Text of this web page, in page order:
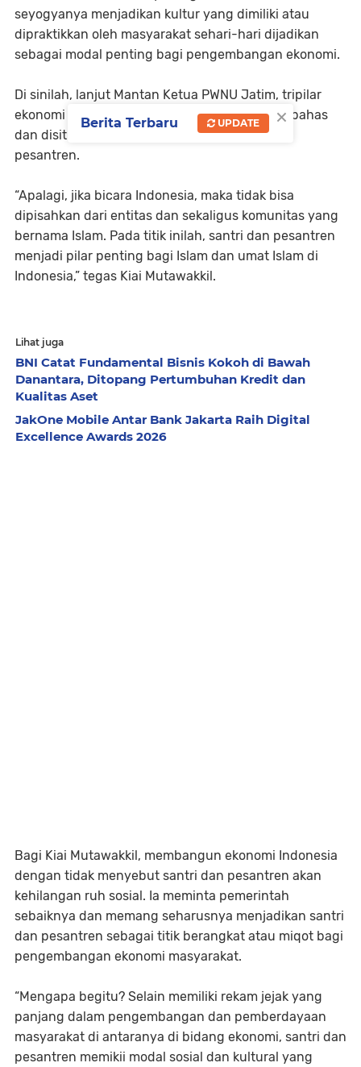
seyogyanya menjadikan kultur yang dimiliki atau
dipraktikkan oleh masyarakat sehari-hari dijadikan
sebagai modal penting bagi pengembangan ekonomi.
Di sinilah, lanjut Mantan Ketua PWNU Jatim, tripilar
ekonomi keumatan menjadi sangat penting dibahas
dan disitulah terdapat masyarakat, santri dan
pesantren.
“Apalagi, jika bicara Indonesia, maka tidak bisa
dipisahkan dari entitas dan sekaligus komunitas yang
bernama Islam. Pada titik inilah, santri dan pesantren
menjadi pilar penting bagi Islam dan umat Islam di
Indonesia,” tegas Kiai Mutawakkil.
Lihat juga
BNI Catat Fundamental Bisnis Kokoh di Bawah
Danantara, Ditopang Pertumbuhan Kredit dan
Kualitas Aset
JakOne Mobile Antar Bank Jakarta Raih Digital
Excellence Awards 2026
Bagi Kiai Mutawakkil, membangun ekonomi Indonesia
dengan tidak menyebut santri dan pesantren akan
kehilangan ruh sosial. Ia meminta pemerintah
sebaiknya dan memang seharusnya menjadikan santri
dan pesantren sebagai titik berangkat atau miqot bagi
pengembangan ekonomi masyarakat.
“Mengapa begitu? Selain memiliki rekam jejak yang
panjang dalam pengembangan dan pemberdayaan
masyarakat di antaranya di bidang ekonomi, santri dan
pesantren memikii modal sosial dan kultural yang
×
Berita Terbaru UPDATE